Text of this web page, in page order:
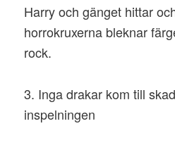
Harry och gänget hittar
horrokruxerna bleknar
rock.
3. Inga drakar kom till
inspelningen